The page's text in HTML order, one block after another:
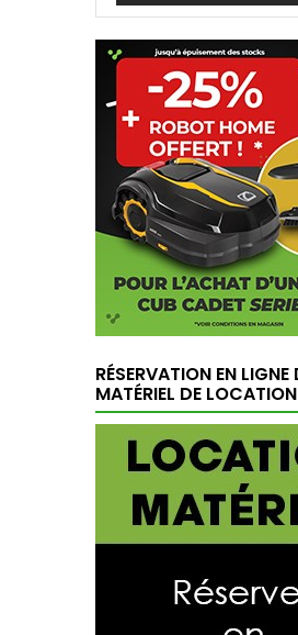
RÉSERVATION EN LIGNE
MATÉRIEL DE LOCATION